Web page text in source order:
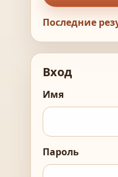
Последние
Вход
Имя
Пароль